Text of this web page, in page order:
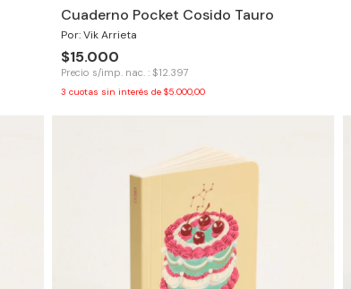
Cuaderno Pocket Cosido Tauro
Por: Vik Arrieta
$15.000
Precio s/imp. nac. : $12.397
3 cuotas sin interés de $5.000,00